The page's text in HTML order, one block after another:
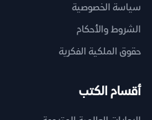
سياسة الخصوصية
الشروط والأحكام
حقوق الملكية الفكرية
أقسام الكتب